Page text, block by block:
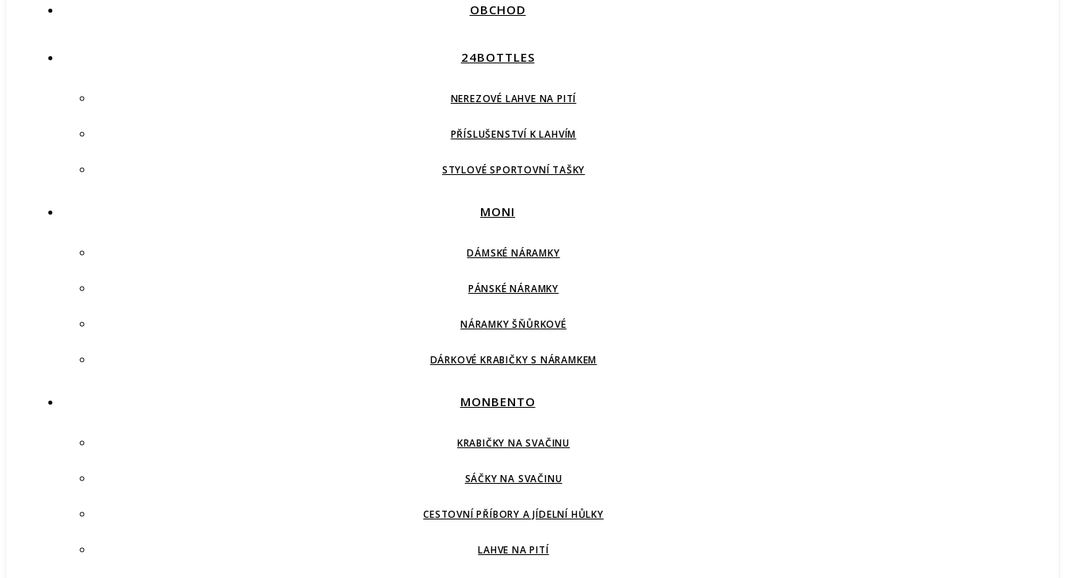
OBCHOD
24BOTTLES
NEREZOVÉ LAHVE NA PITÍ
PŘÍSLUŠENSTVÍ K LAHVÍM
STYLOVÉ SPORTOVNÍ TAŠKY
MONI
DÁMSKÉ NÁRAMKY
PÁNSKÉ NÁRAMKY
NÁRAMKY ŠŇŮRKOVÉ
DÁRKOVÉ KRABIČKY S NÁRAMKEM
MONBENTO
KRABIČKY NA SVAČINU
SÁČKY NA SVAČINU
CESTOVNÍ PŘÍBORY A JÍDELNÍ HŮLKY
LAHVE NA PITÍ